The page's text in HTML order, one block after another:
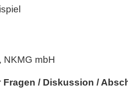
NKMG mbH
Fragen / Diskussion /